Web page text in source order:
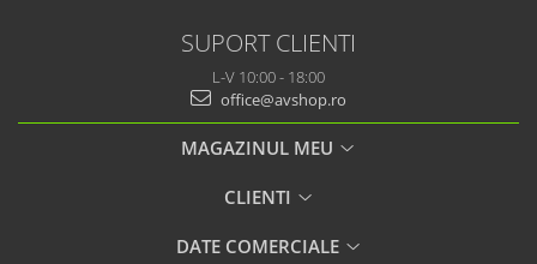
SUPORT CLIENTI
L-V 10:00 - 18:00
office@avshop.ro
MAGAZINUL MEU
CLIENTI
DATE COMERCIALE